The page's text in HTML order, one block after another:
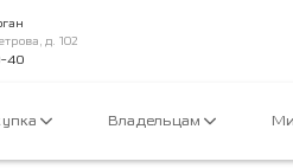
д. 102
40
Владельцам